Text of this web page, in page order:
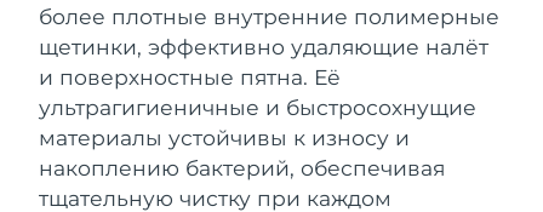
более плотные внутренние полимерные
щетинки, эффективно удаляющие налёт
и поверхностные пятна. Её
ультрагигиеничные и быстросохнущие
материалы устойчивы к износу и
накоплению бактерий, обеспечивая
тщательную чистку при каждом